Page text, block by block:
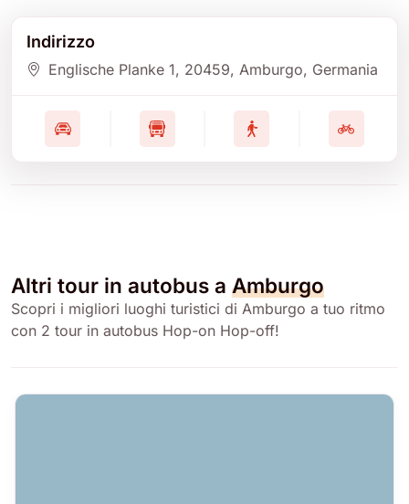
Indirizzo
Englische Planke 1, 20459, Amburgo, Germania
Altri tour in autobus a Amburgo
Scopri i migliori luoghi turistici di Amburgo a tuo ritmo
con 2 tour in autobus Hop-on Hop-off!